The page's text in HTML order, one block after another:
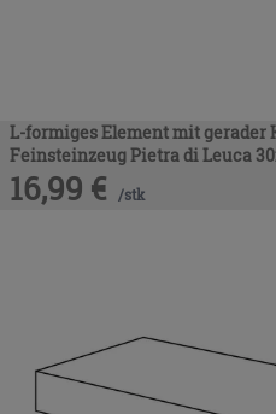
L-formiges Element mit gerader
Feinsteinzeug Pietra di Leuca
16,99 € /stk